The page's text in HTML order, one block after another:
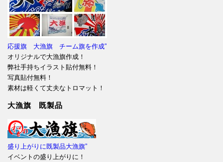
応援旗 大漁旗 チーム旗を作成”
オリジナルで大漁旗作成！
弊社手持ちイラスト貼付無料！
写真貼付無料！
素材は軽くて丈夫なトロマット！
大漁旗 既製品
盛り上がりに既製品大漁旗”
イベントの盛り上がりに！